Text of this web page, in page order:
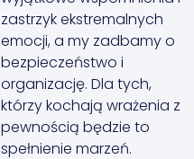
zastrzyk ekstremalnych
emocji, a my zadbamy o
bezpieczeństwo i
organizację. Dla tych,
którzy kochają wrażenia z
pewnością będzie to
spełnienie marzeń.